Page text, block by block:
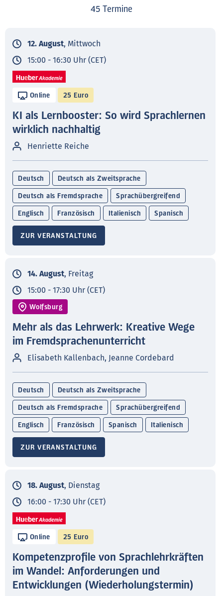
45 Termine
12. August, Mittwoch
15:00 - 16:30 Uhr (CET)
Online 25 Euro
KI als Lernbooster: So wird Sprachlernen
wirklich nachhaltig
Henriette Reiche
Deutsch Deutsch als Zweitsprache
Deutsch als Fremdsprache Sprachübergreifend
Englisch Französisch Italienisch Spanisch
ZUR VERANSTALTUNG
14. August, Freitag
15:00 - 17:30 Uhr (CET)
Wolfsburg
Mehr als das Lehrwerk: Kreative Wege
im Fremdsprachenunterricht
Elisabeth Kallenbach, Jeanne Cordebard
Deutsch Deutsch als Zweitsprache
Deutsch als Fremdsprache Sprachübergreifend
Englisch Französisch Spanisch Italienisch
ZUR VERANSTALTUNG
18. August, Dienstag
16:00 - 17:30 Uhr (CET)
Online 25 Euro
Kompetenzprofile von Sprachlehrkräften
im Wandel: Anforderungen und
Entwicklungen (Wiederholungstermin)